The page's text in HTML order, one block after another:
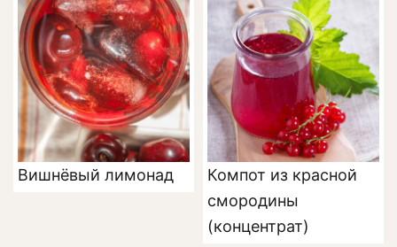
Вишнёвый лимонад
Компот из красной
смородины
(концентрат)